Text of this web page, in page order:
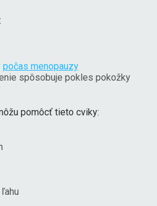
počas menopauzy
spôsobuje pokles pokožky
pomôcť tieto cviky: